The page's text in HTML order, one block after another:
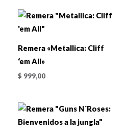
Remera «Metallica: Cliff
‘em All»
$ 999,00